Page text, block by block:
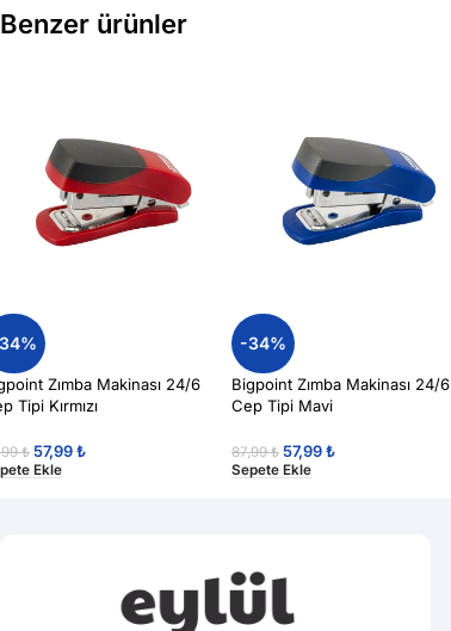
Benzer ürünler
Zımba Makinası 24/6
Tipi Kırmızı
₺ 57,99₺
Ekle
-34%
Bigpoint Zımba Makinası 24/6
Cep Tipi Mavi
87,99₺ 57,99₺
Sepete Ekle